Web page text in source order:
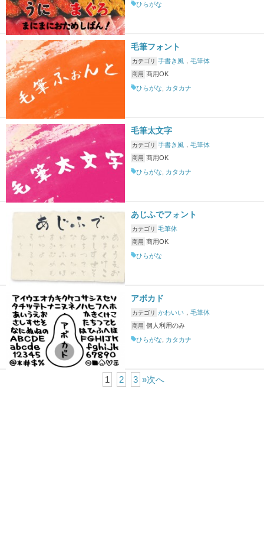
ひらがな
毛筆フォント
カテゴリ 手書き風， 毛筆体
商用 商用OK
ひらがな
カタカナ
毛筆太文字
カテゴリ 手書き風， 毛筆体
商用 商用OK
ひらがな
カタカナ
あじふでフォント
カテゴリ 毛筆体
商用 商用OK
ひらがな
アボカド
カテゴリ かわいい， 毛筆体
商用 個人利用のみ
ひらがな
カタカナ
1 2 3 »次へ